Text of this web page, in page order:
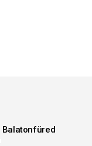
Balatonfüred